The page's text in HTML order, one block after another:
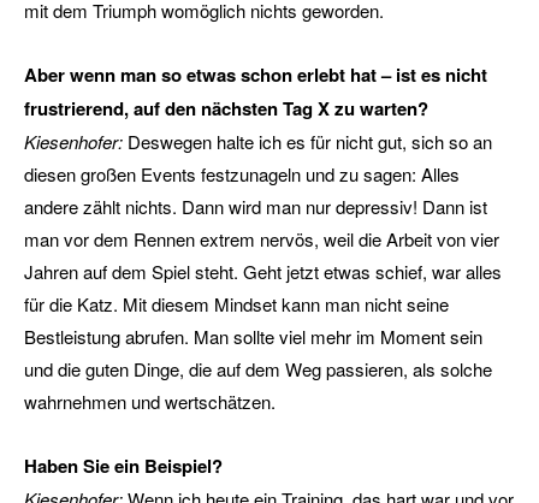
mit dem Triumph womöglich nichts geworden.
Aber wenn man so etwas schon erlebt hat – ist es nicht
frustrierend, auf den nächsten Tag X zu warten?
Kiesenhofer: Deswegen halte ich es für nicht gut, sich so an
diesen großen Events festzunageln und zu sagen: Alles
andere zählt nichts. Dann wird man nur depressiv! Dann ist
man vor dem Rennen extrem nervös, weil die Arbeit von vier
Jahren auf dem Spiel steht. Geht jetzt etwas schief, war alles
für die Katz. Mit diesem Mindset kann man nicht seine
Bestleistung abrufen. Man sollte viel mehr im Moment sein
und die guten Dinge, die auf dem Weg passieren, als solche
wahrnehmen und wertschätzen.
Haben Sie ein Beispiel?